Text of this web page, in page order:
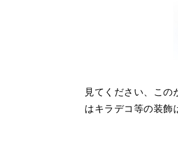
見てください、こ
はキラデコ等の装飾